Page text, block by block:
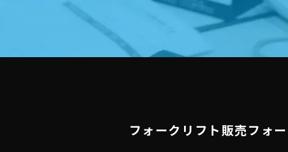
フォークリフト販売フォ